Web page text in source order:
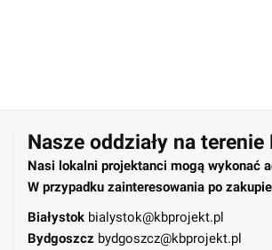
Nasze oddziały na terenie
Nasi lokalni projektanci mogą wykonać
W przypadku zainteresowania po
Białystok bialystok@kbprojekt.pl
Bydgoszcz bydgoszcz@kbprojekt.pl